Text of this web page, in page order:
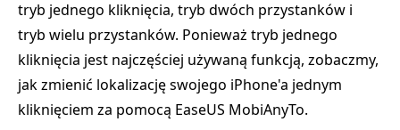
tryb jednego kliknięcia, tryb dwóch przystanków i
tryb wielu przystanków. Ponieważ tryb jednego
kliknięcia jest najczęściej używaną funkcją, zobaczmy,
jak zmienić lokalizację swojego iPhone'a jednym
kliknięciem za pomocą EaseUS MobiAnyTo.